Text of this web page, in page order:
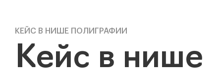
КЕЙС В НИШЕ ПОЛИГРАФИИ
Кейс в нише